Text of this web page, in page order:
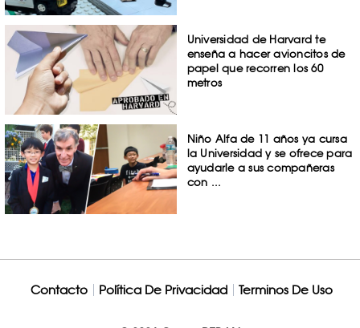
Universidad de Harvard te
enseña a hacer avioncitos de
papel que recorren los 60
metros
Niño Alfa de 11 años ya cursa
la Universidad y se ofrece para
ayudarle a sus compañeras
con ...
Contacto Política De Privacidad Terminos De Uso